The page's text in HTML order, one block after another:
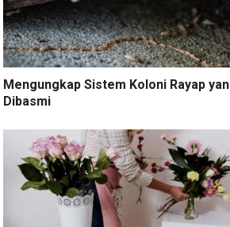
Mengungkap Sistem Koloni Rayap
Dibasmi